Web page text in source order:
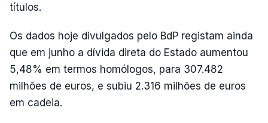
títulos.
Os dados hoje divulgados pelo BdP registam ainda
que em junho a dívida direta do Estado aumentou
5,48% em termos homólogos, para 307.482
milhões de euros, e subiu 2.316 milhões de euros
em cadeia.